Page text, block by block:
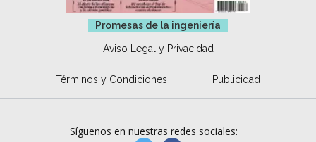
Promesas de la ingeniería
Aviso Legal y Privacidad
Términos y Condiciones Publicidad
Síguenos en nuestras redes sociales: